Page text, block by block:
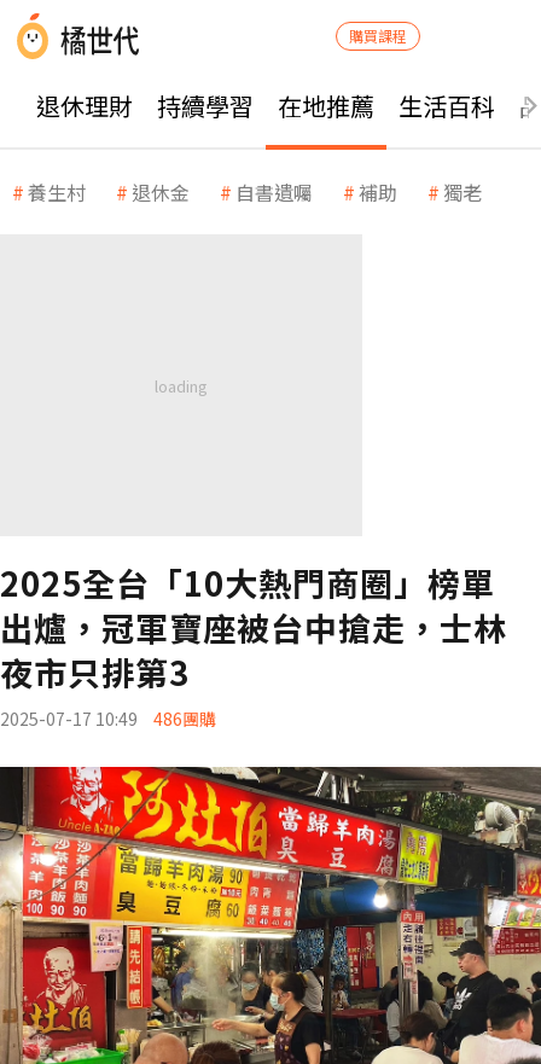
購買課程
退休理財 持續學習 在地推薦 生活百科
養生村 退休金 自書遺囑 補助 獨老
2025全台「10大熱門商圈」榜單
出爐，冠軍寶座被台中搶走，士林
夜市只排第3
2025-07-17 10:49 486團購